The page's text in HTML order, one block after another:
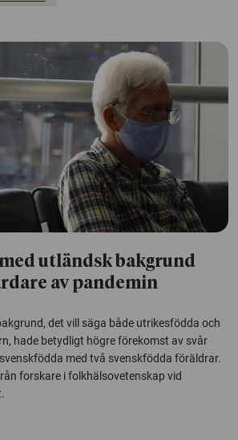
utländsk bakgrund
av pandemin
det vill säga både utrikesfödda och
hade betydligt högre förekomst av svår
med två svenskfödda föräldrar.
forskare i folkhälsovetenskap vid